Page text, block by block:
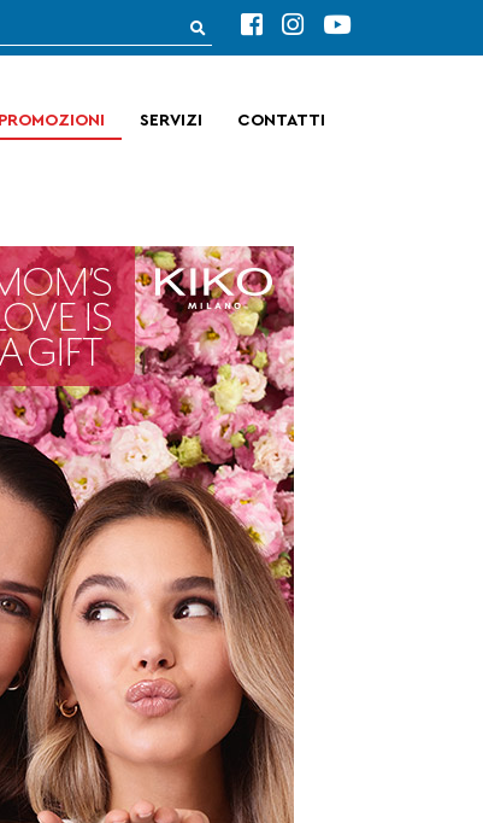
PROMOZIONI SERVIZI CONTATTI